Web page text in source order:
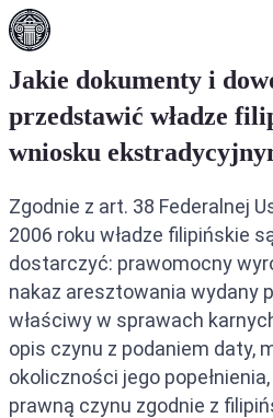
Jakie dokumenty i
przedstawić władze
wniosku
Zgodnie z art. 38 Federalnej
2006 roku władze filipińskie
dostarczyć: prawomocny
nakaz aresztowania wydany
właściwy w sprawach
opis czynu z podaniem daty,
okoliczności jego
prawną czynu zgodnie z